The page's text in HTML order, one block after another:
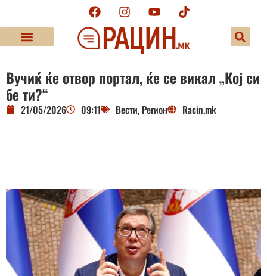
Вучиќ ќе отвор портал, ќе се викал „Кој си
бе ти?“
21/05/2026 09:11 Вести, Регион Racin.mk